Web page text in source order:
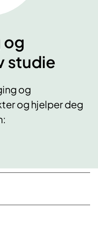
og
studie
og
og hjelper deg